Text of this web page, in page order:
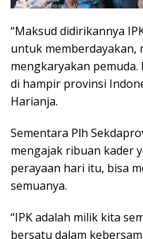
“Maksud didirikannya
untuk memberdayakan,
mengkaryakan pemuda.
di hampir provinsi
Harianja.
Sementara Plh
mengajak ribuan kader
perayaan hari itu, bisa
semuanya.
“IPK adalah milik kita
bersatu dalam